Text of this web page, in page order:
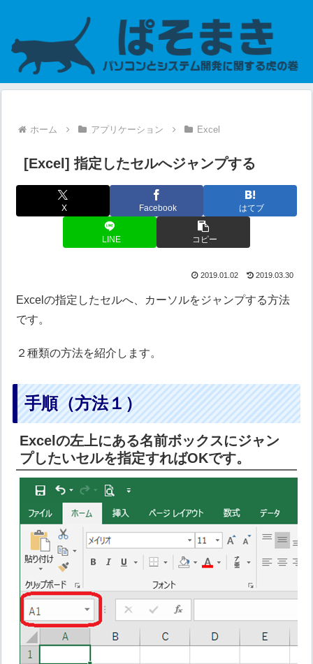
ホーム アプリケーション Excel
[Excel] 指定したセルへジャンプする
X Facebook はてブ
LINE コピー
2019.01.02 2019.03.30
Excelの指定したセルへ、カーソルをジャンプする方法
です。
２種類の方法を紹介します。
手順（方法１）
Excelの左上にある名前ボックスにジャン
プしたいセルを指定すればOKです。